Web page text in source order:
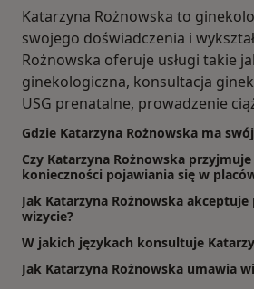
Katarzyna Rożnowska to
swojego doświadczenia i
Rożnowska oferuje usługi takie
ginekologiczna, konsultacja
USG prenatalne, prowadzenie
Gdzie Katarzyna Rożnowska ma
Czy Katarzyna Rożnowska
konieczności pojawiania się w
Jak Katarzyna Rożnowska akceptuje
wizycie?
W jakich językach konsultuje
Jak Katarzyna Rożnowska umawia